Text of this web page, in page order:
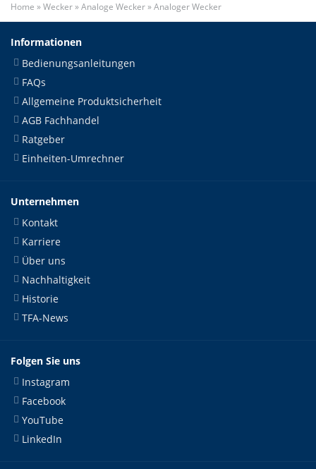
Home »Wecker»Analoge Wecker»Analoger Wecker
Informationen
Bedienungsanleitungen
FAQs
Allgemeine Produktsicherheit
AGB Fachhandel
Ratgeber
Einheiten-Umrechner
Unternehmen
Kontakt
Karriere
Über uns
Nachhaltigkeit
Historie
TFA-News
Folgen Sie uns
Instagram
Facebook
YouTube
LinkedIn